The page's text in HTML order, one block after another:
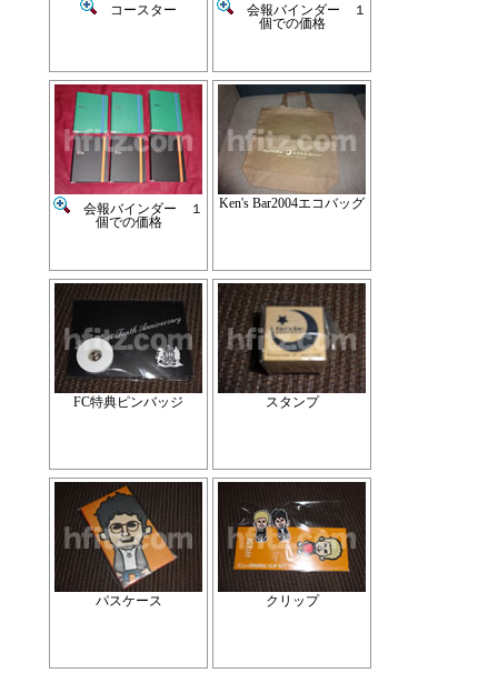
コースター
会報バインダー １
個での価格
会報バインダー １
個での価格
Ken's Bar2004エコバッグ
FC特典ピンバッジ スタンプ
パスケース クリップ